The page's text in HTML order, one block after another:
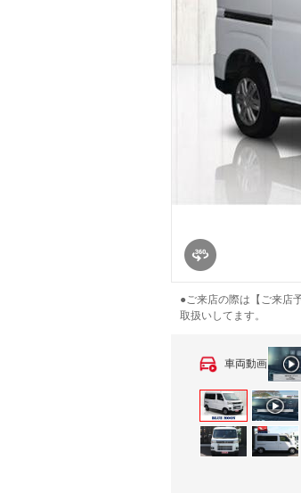
●ご来店の際は【ご来店
取扱いしてます。
車両動画